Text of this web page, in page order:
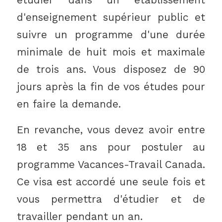
d'enseignement supérieur public et
suivre un programme d'une durée
minimale de huit mois et maximale
de trois ans. Vous disposez de 90
jours après la fin de vos études pour
en faire la demande.
En revanche, vous devez avoir entre
18 et 35 ans pour postuler au
programme Vacances-Travail Canada.
Ce visa est accordé une seule fois et
vous permettra d'étudier et de
travailler pendant un an.